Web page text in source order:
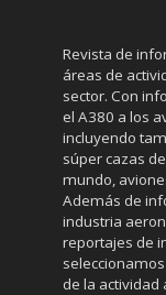
Revista de
áreas de
sector. Con
el A380 a los
incluyendo
súper cazas
mundo,
Además de
industria
reportajes de
de la actividad